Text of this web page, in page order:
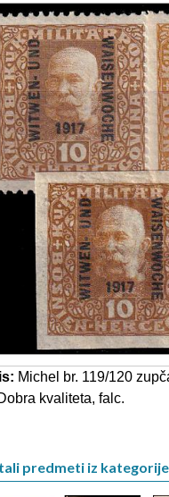
Michel br. 119/120
kvaliteta, falc.
predmeti iz